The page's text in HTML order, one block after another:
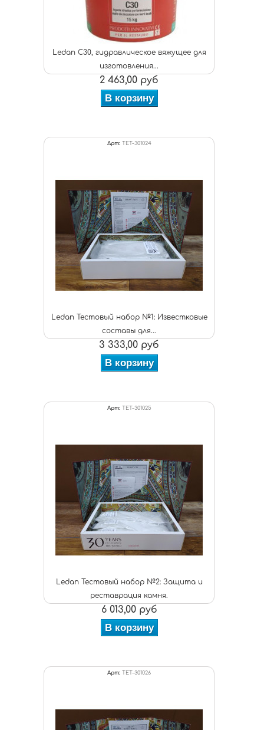
Ledan C30, гидравлическое вяжущее для
изготовления...
2 463,00 руб
В корзину
Арт: TET-301024
Ledan Тестовый набор №1: Известковые
составы для...
3 333,00 руб
В корзину
Арт: TET-301025
Ledan Тестовый набор №2: Защита и
реставрация камня.
6 013,00 руб
В корзину
Арт: TET-301026